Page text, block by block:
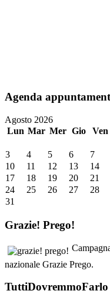
Agenda
Agosto 2026
Lun Mar Mer Gio Ven
3
4 5 6 7
10
11 12 13 14
17
18 19 20 21
24
25 26 27 28
31
Grazie! Prego!
nazionale Grazie Prego.
TuttiDovremmoFarlo